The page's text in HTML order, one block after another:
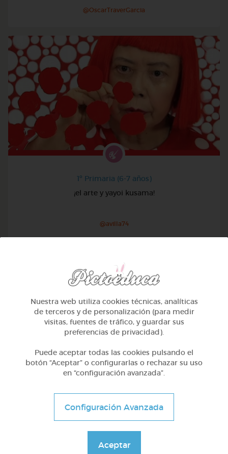
@OscarTraverGarcia
1º Primaria (6-7 años)
¡el arte y yayoi kusama!
@avilla74
1º Primaria (6-7 años)
Geometría y fotografía
Nuestra web utiliza cookies técnicas, analíticas
de terceros y de personalización (para medir
visitas, fuentes de tráfico, y guardar sus
preferencias de privacidad).
Puede aceptar todas las cookies pulsando el
botón “Aceptar” o configurarlas o rechazar su uso
en “configuración avanzada”.
Configuración Avanzada
Aceptar